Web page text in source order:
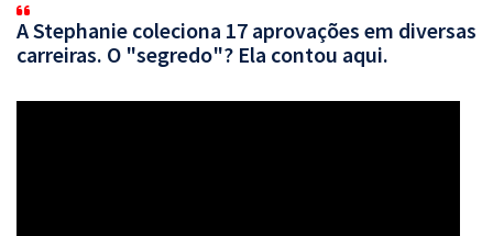
A Stephanie coleciona 17 aprovações em diversas
carreiras. O "segredo"? Ela contou aqui.